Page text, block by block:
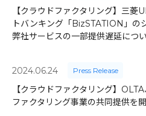
【クラウドファクタリング】三菱
トバンキング「BizSTATION」の
弊社サービスの一部提供遅延につ
2024.06.24 Press Release
【クラウドファクタリング】
ファクタリング事業の共同提供を